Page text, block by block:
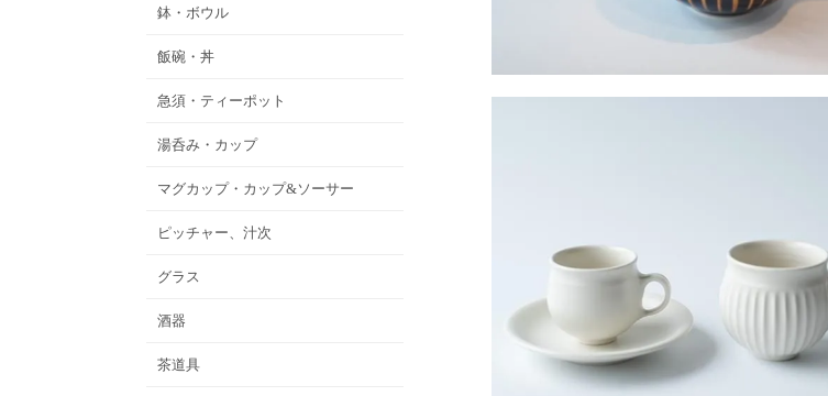
鉢・ボウル
飯碗・丼
急須・ティーポット
湯呑み・カップ
マグカップ・カップ&ソーサー
ピッチャー、汁次
グラス
酒器
茶道具